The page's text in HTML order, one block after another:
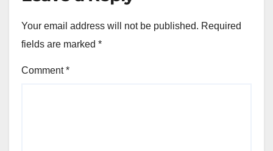
Your email address will not be published. Required
fields are marked *
Comment*